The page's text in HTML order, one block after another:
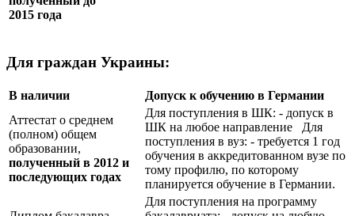
2015 года
Для граждан Украины:
В наличии
Допуск к обучению в Германии
Аттестат о среднем
(полном) общем
образовании,
полученный в 2012 и
последующих годах
Для поступления в ШК: - допуск в
ШК на любое направление Для
поступления в вуз: - требуется 1 год
обучения в аккредитованном вузе по
тому профилю, по которому
планируется обучение в Германии.
Для поступления на программу